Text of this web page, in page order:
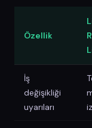
Özellik
İş
değişikliği
uyarıları